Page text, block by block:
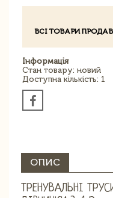
ВСІ ТОВАРИ
Інформація
Стан товару: новий
Доступна кількість: 1
ОПИС
ТРЕНУВАЛЬНІ